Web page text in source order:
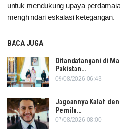
untuk mendukung upaya
menghindari eskalasi ketegangan.
BACA JUGA
Ditandatangani di
Pakistan…
09/08/2026 06:43
Jagoannya Kalah
Pemilu…
07/08/2026 08:00